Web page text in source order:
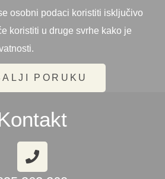
osobni podaci koristiti isključivo
koristiti u druge svrhe kako je
PORUKU